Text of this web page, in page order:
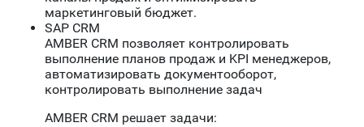
маркетинговый бюджет.
SAP CRM
AMBER CRM позволяет контролировать
выполнение планов продаж и KPI менеджеров,
автоматизировать документооборот,
контролировать выполнение задач
AMBER CRM решает задачи: